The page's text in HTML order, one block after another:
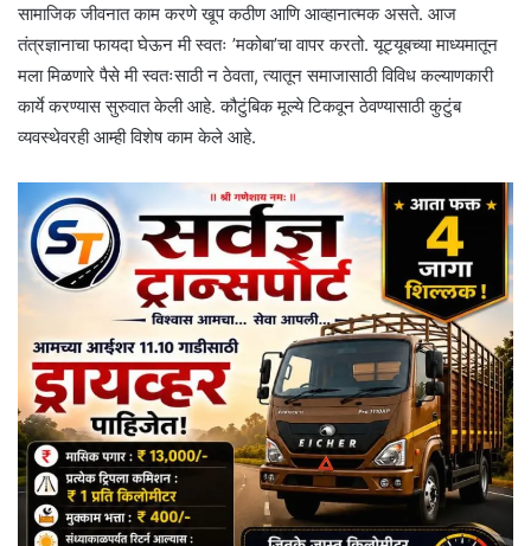
सामाजिक जीवनात काम करणे खूप कठीण आणि आव्हानात्मक असते. आज
तंत्रज्ञानाचा फायदा घेऊन मी स्वतः ’मकोबा’चा वापर करतो. यूट्यूबच्या माध्यमातून
मला मिळणारे पैसे मी स्वतःसाठी न ठेवता, त्यातून समाजासाठी विविध कल्याणकारी
कार्ये करण्यास सुरुवात केली आहे. कौटुंबिक मूल्ये टिकवून ठेवण्यासाठी कुटुंब
व्यवस्थेवरही आम्ही विशेष काम केले आहे.